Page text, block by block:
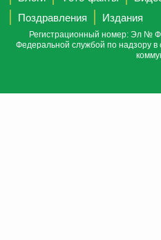
Поздравления
Издания
Регистрационный номер: Эл №
Федеральной службой по надзору